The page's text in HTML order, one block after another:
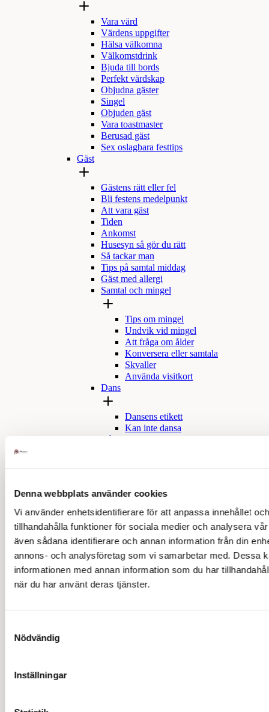
Denna webbplats använder cookies
Vi använder enhetsidentifierare för att anpassa innehållet
tillhandahålla funktioner för sociala medier och analysera
även sådana identifierare och annan information från din
annons- och analysföretag som vi samarbetar med. Dessa
informationen med annan information som du har
när du har använt deras tjänster.
Nödvändig
Inställningar
Vara värd
Värdens uppgifter
Hälsa välkomna
Välkomstdrink
Bjuda till bords
Perfekt värdskap
Objudna gäster
Singel
Objuden gäst
Vara toastmaster
Berusad gäst
Sex oslagbara festtips
Gäst
Gästens rätt eller fel
Bli festens medelpunkt
Att vara gäst
Tiden
Ankomst
Husesyn så gör du rätt
Så tackar man
Tips på samtal middag
Gäst med allergi
Samtal och mingel
Tips om mingel
Undvik vid mingel
Att fråga om ålder
Konversera eller samtala
Skvaller
Använda visitkort
Dans
Dansens etikett
Kan inte dansa
Hålla tal
Tips för talare
Tacktal
Tips tal till man/kvinna
Fest och middag
Vilken festgäst är du
Olika fester